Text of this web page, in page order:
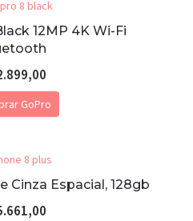
12MP 4K Wi-Fi
GoPro
Cinza Espacial, 128gb